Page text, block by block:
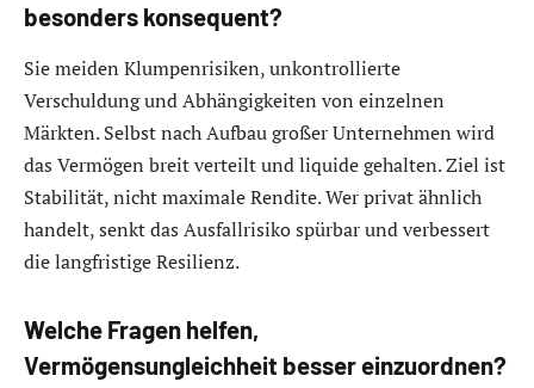
besonders konsequent?
Sie meiden Klumpenrisiken, unkontrollierte
Verschuldung und Abhängigkeiten von einzelnen
Märkten. Selbst nach Aufbau großer Unternehmen wird
das Vermögen breit verteilt und liquide gehalten. Ziel ist
Stabilität, nicht maximale Rendite. Wer privat ähnlich
handelt, senkt das Ausfallrisiko spürbar und verbessert
die langfristige Resilienz.
Welche Fragen helfen,
Vermögensungleichheit besser einzuordnen?